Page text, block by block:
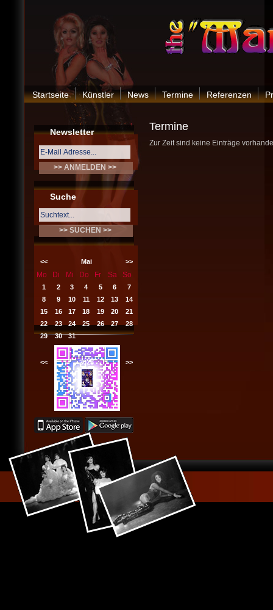
Startseite Künstler News Termine Referenzen
Newsletter
Suche
<< Mai >>
Mo Di Mi Do Fr Sa So
1 2 3 4 5 6
7
8
9 10 11 12 13
14
15
16 17 18 19 20
21
22
23 24 25 26 27
28
29
30 31
<< 2028 >>
Termine
Zur Zeit sind keine Einträge